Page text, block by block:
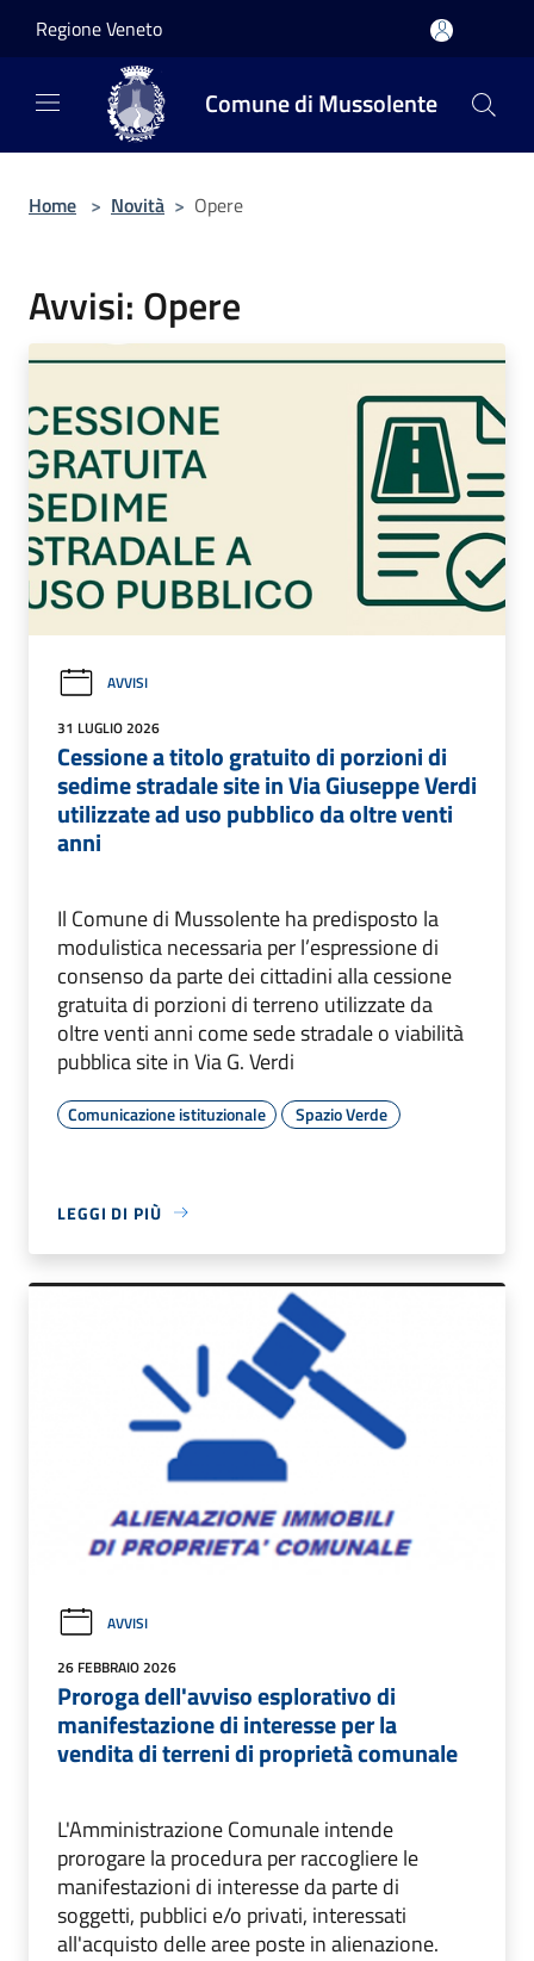
Regione Veneto
Comune di Mussolente
Home > Novità > Opere
Avvisi: Opere
AVVISI
31 LUGLIO 2026
Cessione a titolo gratuito di porzioni di
sedime stradale site in Via Giuseppe Verdi
utilizzate ad uso pubblico da oltre venti
anni
Il Comune di Mussolente ha predisposto la
modulistica necessaria per l’espressione di
consenso da parte dei cittadini alla cessione
gratuita di porzioni di terreno utilizzate da
oltre venti anni come sede stradale o viabilità
pubblica site in Via G. Verdi
Comunicazione istituzionale Spazio Verde
LEGGI DI PIÙ
AVVISI
26 FEBBRAIO 2026
Proroga dell'avviso esplorativo di
manifestazione di interesse per la
vendita di terreni di proprietà comunale
L'Amministrazione Comunale intende
prorogare la procedura per raccogliere le
manifestazioni di interesse da parte di
soggetti, pubblici e/o privati, interessati
all'acquisto delle aree poste in alienazione.